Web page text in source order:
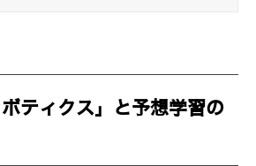
ティクス」と予想学習の